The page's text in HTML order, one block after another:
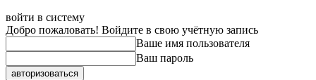
войти в систему
Добро пожаловать! Войдите в свою учётную запись
Ваше имя пользователя
Ваш пароль